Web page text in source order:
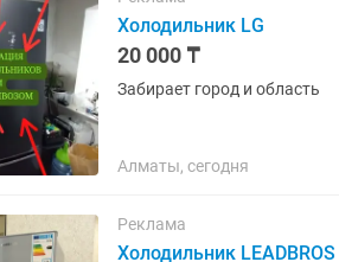
Холодильник LG
20 000 ₸
Забирает город и область
Алматы, сегодня
Реклама
Холодильник